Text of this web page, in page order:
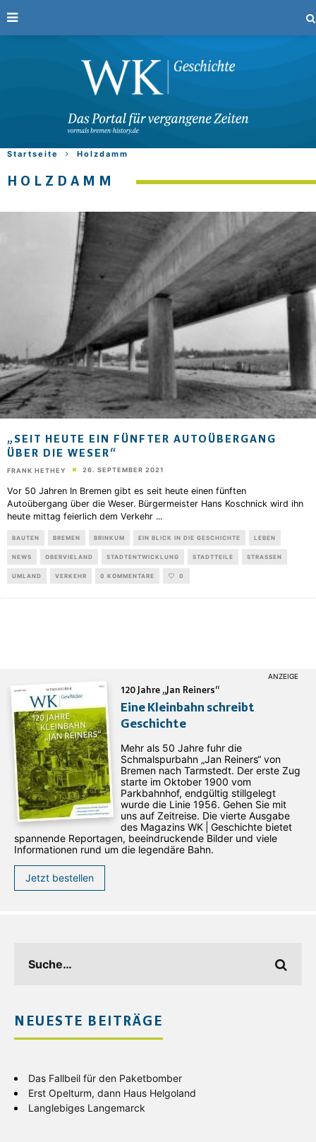
Startseite Holzdamm
HOLZDAMM
„SEIT HEUTE EIN FÜNFTER AUTOÜBERGANG
ÜBER DIE WESER“
FRANK HETHEY 26. SEPTEMBER 2021
Vor 50 Jahren In Bremen gibt es seit heute einen fünften
Autoübergang über die Weser. Bürgermeister Hans Koschnick wird ihn
heute mittag feierlich dem Verkehr ...
BAUTEN BREMEN BRINKUM EIN BLICK IN DIE GESCHICHTE LEBEN
NEWS OBERVIELAND STADTENTWICKLUNG STADTTEILE STRASSEN
UMLAND VERKEHR 0 KOMMENTARE 0
120 Jahre „Jan Reiners“
Eine Kleinbahn schreibt
Geschichte
Mehr als 50 Jahre fuhr die
Schmalspurbahn „Jan ­Reiners“ von
Bremen nach Tarmstedt. Der erste Zug
starte im Oktober 1900 vom
Parkbahnhof, endgültig stillgelegt
wurde die Linie 1956. Gehen Sie mit
uns auf Zeitreise. Die vierte Ausgabe
des ­Magazins WK | Geschichte bietet
spannende Reportagen, beeindruckende Bilder und viele
Informationen rund um die legendäre Bahn.
Jetzt bestellen
NEUESTE BEITRÄGE
Das Fallbeil für den Paketbomber
Erst Opelturm, dann Haus Helgoland
Langlebiges Langemarck